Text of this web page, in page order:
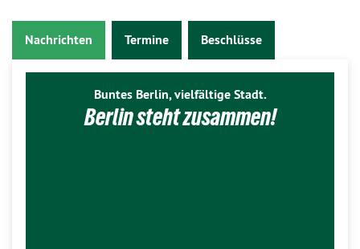
Nachrichten Termine Beschlüsse
Buntes Berlin, vielfältige Stadt.
Berlin steht zusammen!